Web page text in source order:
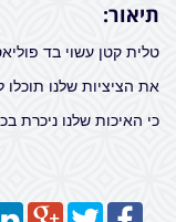
תיאור:
טלית קטן עשוי בד
את הציציות שלנו תוכלו
כי האיכות שלנו ניכרת